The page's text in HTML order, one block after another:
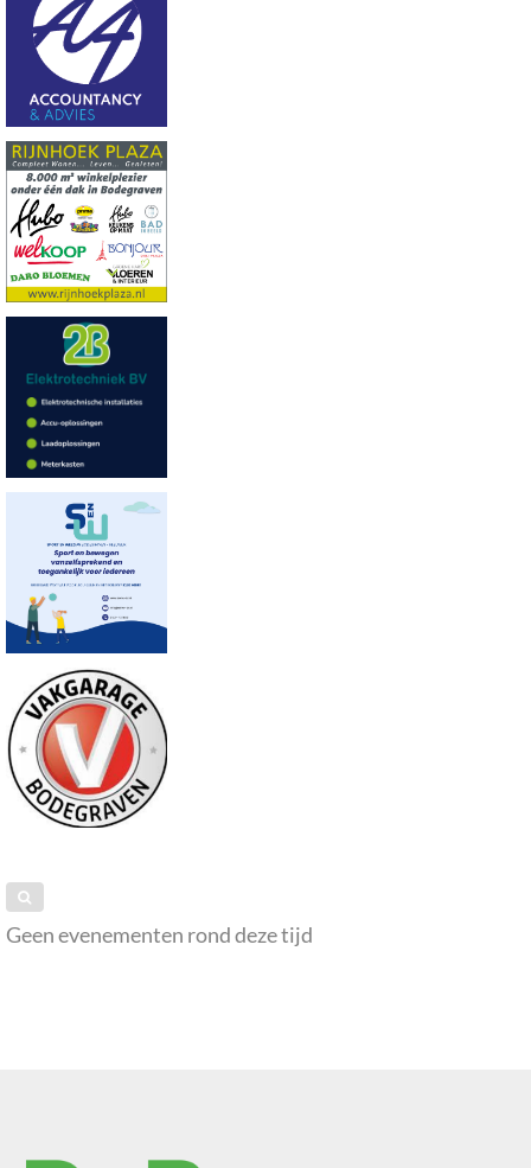
Geen evenementen rond deze tijd